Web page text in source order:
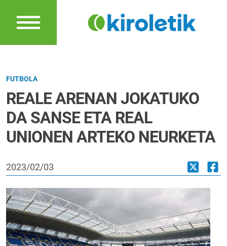
FUTBOLA
REALE ARENAN JOKATUKO
DA SANSE ETA REAL
UNIONEN ARTEKO NEURKETA
2023/02/03